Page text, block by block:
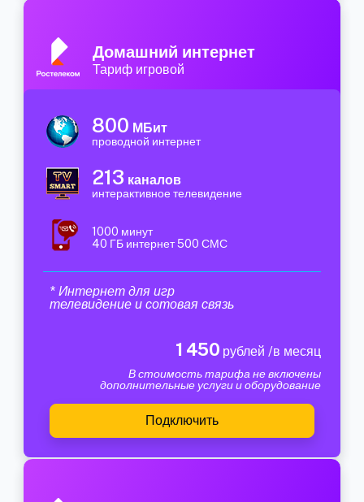
Домашний интернет
Тариф игровой
800 МБит
проводной интернет
213 каналов
интерактивное телевидение
1000 минут
40 ГБ интернет 500 СМС
* Интернет для игр
телевидение и сотовая связь
1 450 рублей /в месяц
В стоимость тарифа не включены
дополнительные услуги и оборудование
Подключить